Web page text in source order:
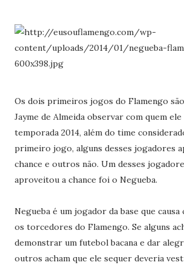
Os dois primeiros jogos do Flamengo
Jayme de Almeida observar com quem
temporada 2014, além do time
primeiro jogo, alguns desses jogadores
chance e outros não. Um desses
aproveitou a chance foi o Negueba.
Negueba é um jogador da base que
os torcedores do Flamengo. Se alguns
demonstrar um futebol bacana e dar
outros acham que ele sequer deveria